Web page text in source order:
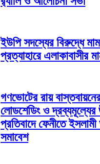
ইউপি সদস্যের বিরুদ্ধে
প্রত্যাহারে এলাকাবাসীর
গণভোটের রায়
লোডশেডিং ও দ্রব্যমূল্যের
প্রতিবাদে ফেনীতে
সমাবেশ